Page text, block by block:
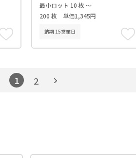
最小ロット 10 枚 ～
200 枚 単価1,345円
納期 15営業日
1 2